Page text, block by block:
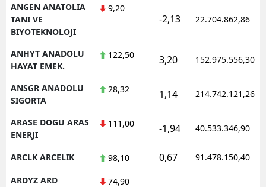
Osmaniye
ANGEN ANATOLIA
TANI VE
BIYOTEKNOLOJI
9,20
-2,13 22.704.862,86
ANHYT ANADOLU
HAYAT EMEK.
122,50 3,20 152.975.556,30
ANSGR ANADOLU
SIGORTA
28,32 1,14 214.742.121,26
ARASE DOGU ARAS
ENERJI
111,00 -1,94 40.533.346,90
ARCLK ARCELIK 98,10 0,67 91.478.150,40
ARDYZ ARD
74,90